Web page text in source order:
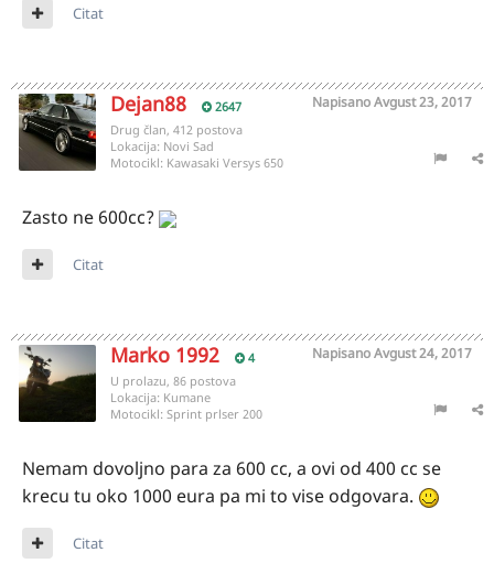
Citat
Dejan88 2647 NapisanoAvgust 23, 2017
Drug član, 412 postova
Lokacija: Novi Sad
Motocikl: Kawasaki Versys 650
Zasto ne 600cc?
Citat
Marko 1992 4 NapisanoAvgust 24, 2017
U prolazu, 86 postova
Lokacija: Kumane
Motocikl: Sprint prlser 200
Nemam dovoljno para za 600 cc, a ovi od 400 cc se
krecu tu oko 1000 eura pa mi to vise odgovara.
Citat